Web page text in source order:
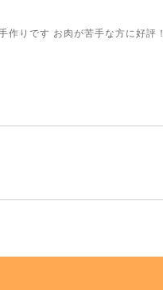
作りです お肉が苦手な方に好評！